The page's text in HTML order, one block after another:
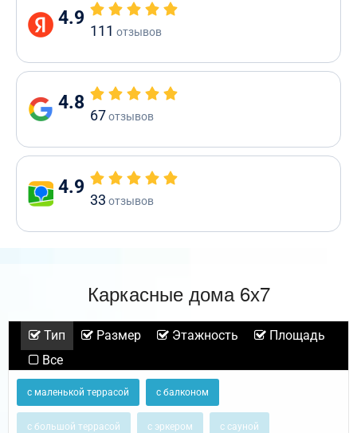
4.9
111 отзывов
4.8
67отзывов
4.9
33 отзывов
Каркасные дома 6х7
Тип Размер Этажность
Площадь
Все
с маленькой террасой с балконом
с большой террасой с эркером с сауной